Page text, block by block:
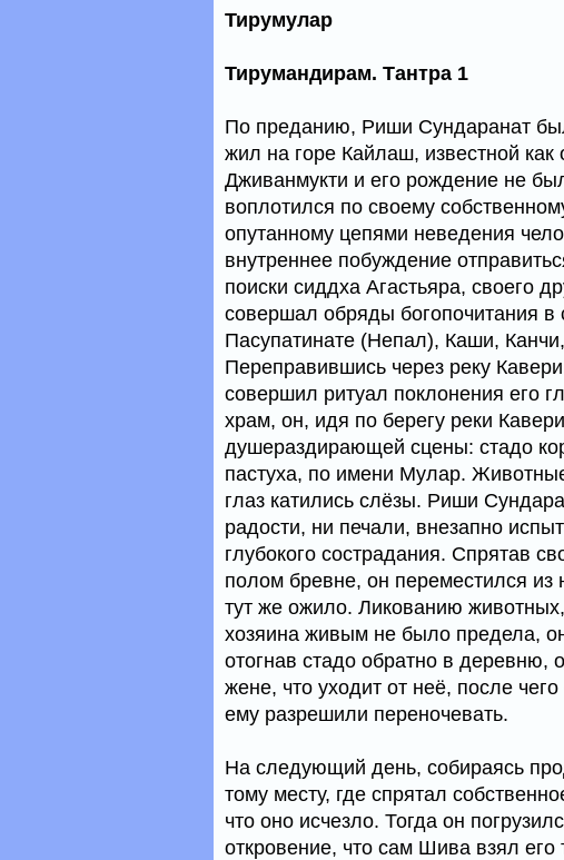
Тирумулар
Тирумандирам. Тантра 1
По преданию, Риши Сундаранат
жил на горе Кайлаш, известной
Дживанмукти и его рождение не
воплотился по своему
опутанному цепями неведения
внутреннее побуждение
поиски сиддха Агастьяра, своего
совершал обряды богопочитания
Пасупатинате (Непал), Каши,
Переправившись через реку
совершил ритуал покло­нения его
храм, он, идя по берегу реки
душераздирающей сцены: стадо
пастуха, по имени Мулар.
глаз катились слёзы. Риши
радости, ни печали, внезапно
глубокого сострадания. Спрятав
полом бревне, он переместился из
тут же ожило. Ликованию
хозяина живым не было предела,
отогнав стадо обратно в
жене, что уходит от неё, после
ему разрешили переночевать.
На следующий день, собираясь
тому месту, где спрятал
что оно исчезло. Тогда он
откровение, что сам Шива взял его